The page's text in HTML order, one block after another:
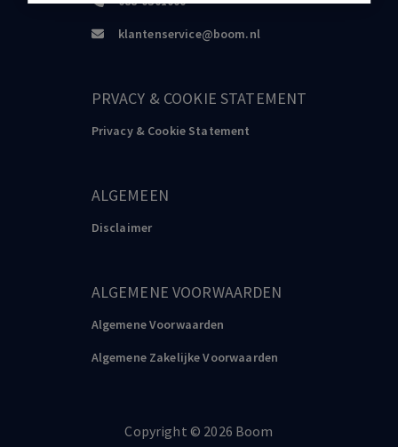
klantenservice@boom.nl
PRVACY & COOKIE STATEMENT
Privacy & Cookie Statement
ALGEMEEN
Disclaimer
ALGEMENE VOORWAARDEN
Algemene Voorwaarden
Algemene Zakelijke Voorwaarden
Copyright ©️ 2026 Boom